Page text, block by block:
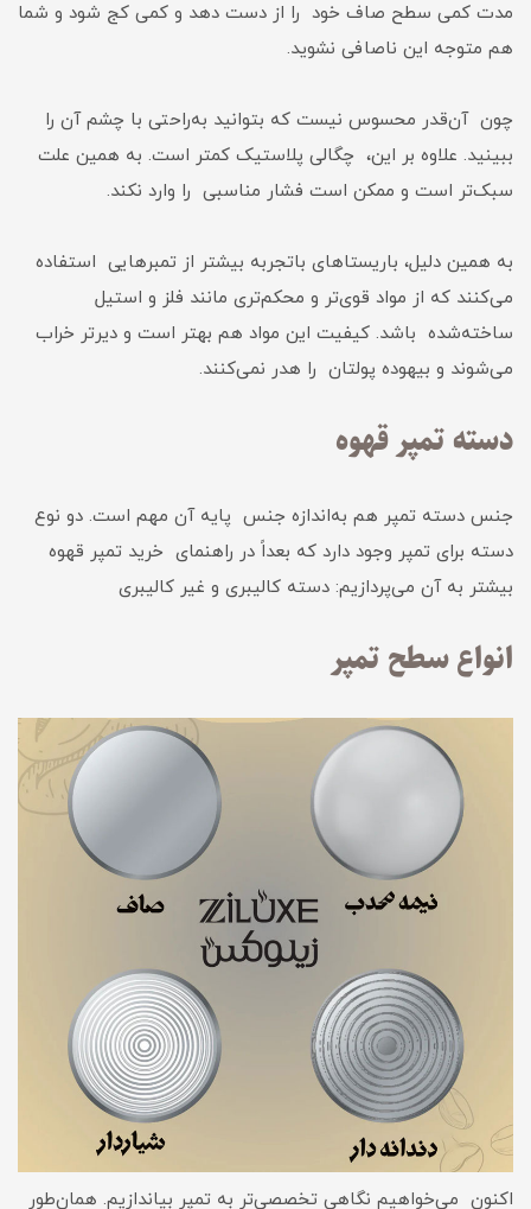
مدت کمی سطح صاف خود را از دست دهد و کمی کج شود و شما
هم متوجه این ناصافی نشوید.
چون آن‌قدر محسوس نیست که بتوانید به‌راحتی با چشم آن را
ببینید. علاوه بر این، چگالی پلاستیک کمتر است. به همین علت
سبک‌تر است و ممکن است فشار مناسبی را وارد نکند.
به همین دلیل، باریستاهای باتجربه بیشتر از تمبرهایی استفاده
می‌کنند که از مواد قوی‌تر و محکم‌تری مانند فلز و استیل
ساخته‌شده باشد. کیفیت این مواد هم بهتر است و دیرتر خراب
می‌شوند و بیهوده پولتان را هدر نمی‌کنند.
دسته تمپر قهوه
جنس دسته تمپر هم به‌اندازه جنس پایه آن مهم است. دو نوع
دسته برای تمپر وجود دارد که بعداً در راهنمای خرید تمپر قهوه
بیشتر به آن می‌پردازیم: دسته کالیبری و غیر کالیبری
انواع سطح تمپر
اکنون می‌خواهیم نگاهی تخصصی‌تر به تمپر بیاندازیم. همان‌طور